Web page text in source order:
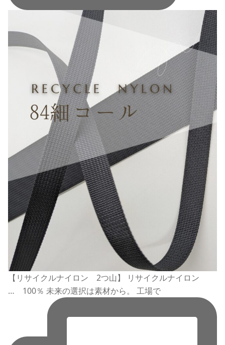
【リサイクルナイロン 2つ山】 リサイクルナイロン
… 100％ 未来の選択は素材から。 工場で